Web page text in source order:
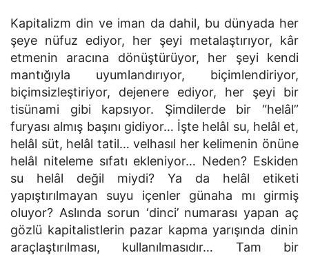
Kapitalizm din ve iman da dahil, bu dünyada her
şeye nüfuz ediyor, her şeyi metalaştırıyor, kâr
etmenin aracına dönüştürüyor, her şeyi kendi
mantığıyla uyumlandırıyor, biçimlendiriyor,
biçimsizleştiriyor, dejenere ediyor, her şeyi bir
tisünami gibi kapsıyor. Şimdilerde bir “helâl”
furyası almış başını gidiyor… İşte helâl su, helâl et,
helâl süt, helâl tatil… velhasıl her kelimenin önüne
helâl niteleme sıfatı ekleniyor… Neden? Eskiden
su helâl değil miydi? Ya da helâl etiketi
yapıştırılmayan suyu içenler günaha mı girmiş
oluyor? Aslında sorun ‘dinci’ numarası yapan aç
gözlü kapitalistlerin pazar kapma yarışında dinin
araçlaştırılması, kullanılmasıdır… Tam bir